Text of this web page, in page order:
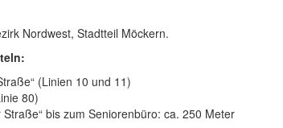
Nordwest, Stadtteil Möckern.
(Linien 10 und 11)
80)
bis zum Seniorenbüro: ca. 250 Meter